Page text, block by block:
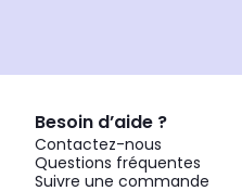
Besoin d’aide ?
Contactez-nous
Questions fréquentes
Suivre une commande